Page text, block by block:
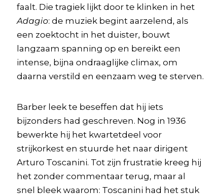
faalt. Die tragiek lijkt door te klinken in het
Adagio: de muziek begint aarzelend, als
een zoektocht in het duister, bouwt
langzaam spanning op en bereikt een
intense, bijna ondraaglijke climax, om
daarna verstild en eenzaam weg te sterven.
Barber leek te beseffen dat hij iets
bijzonders had geschreven. Nog in 1936
bewerkte hij het kwartetdeel voor
strijkorkest en stuurde het naar dirigent
Arturo Toscanini. Tot zijn frustratie kreeg hij
het zonder commentaar terug, maar al
snel bleek waarom: Toscanini had het stuk